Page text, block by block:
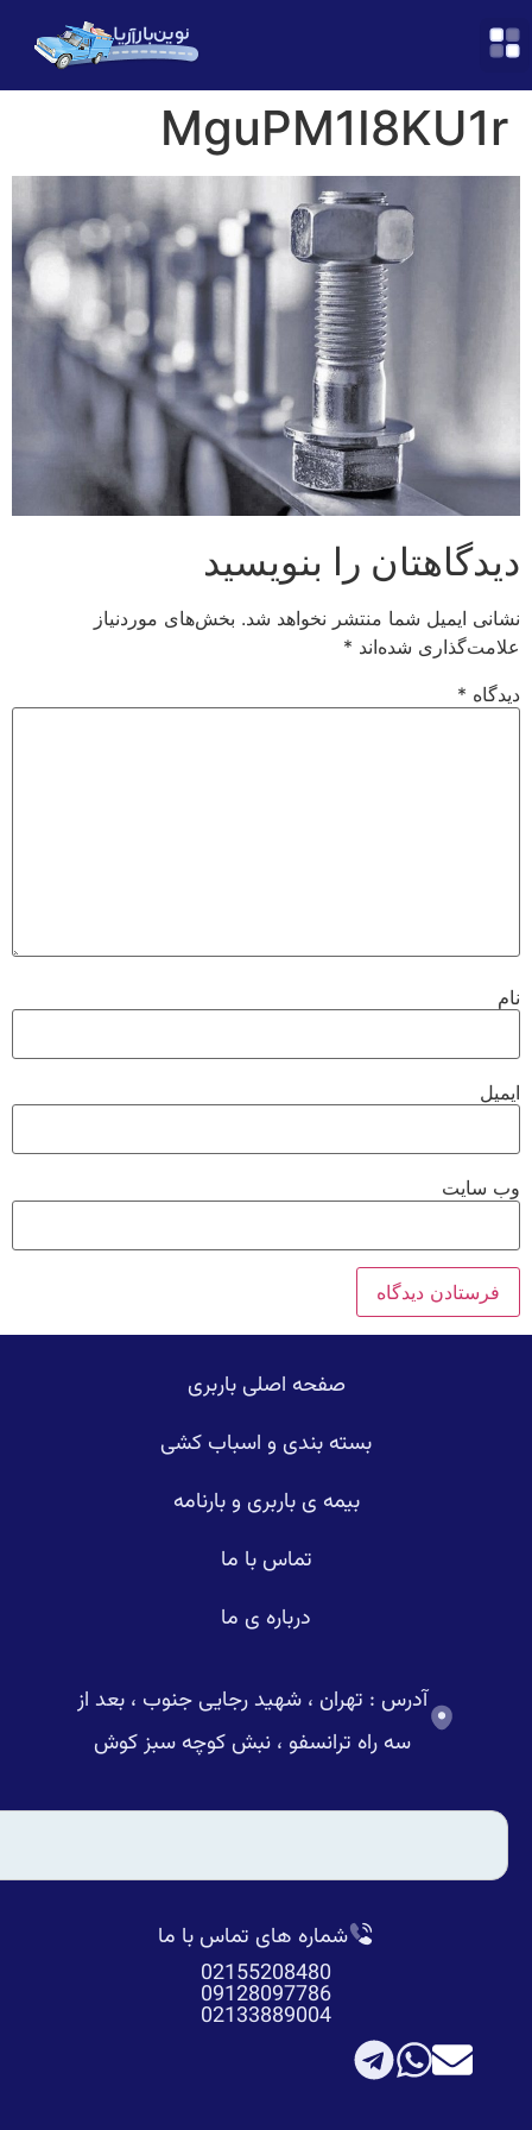
را بنویسید
شما منتشر نخواهد شد. بخش‌های موردنیاز
شده‌اند *
صفحه اصلی باربری
بسته بندی و اسباب کشی
بیمه ی باربری و بارنامه
تماس با ما
درباره ی ما
آدرس : تهران ، شهید رجایی جنوب ، بعد از
سه راه ترانسفو ، نبش کوچه سبز کوش
شماره های تماس با ما
02155208480
09128097786
02133889004